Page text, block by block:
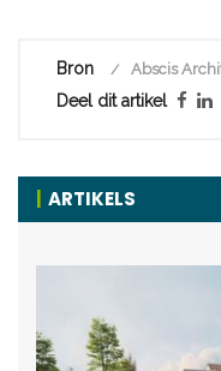
Bron Abscis
Deel dit artikel
ARTIKELS